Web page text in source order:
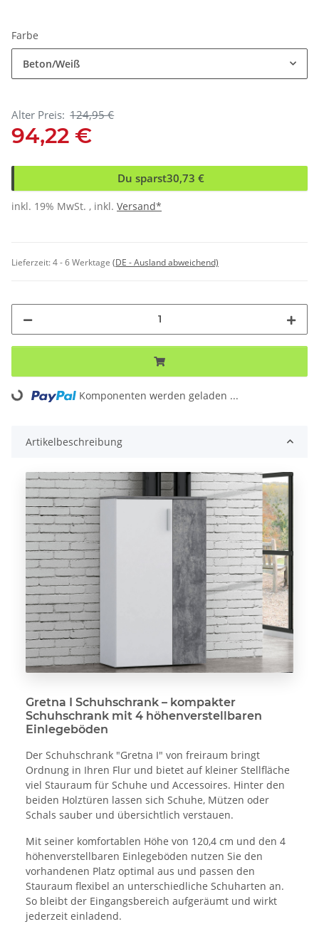
Farbe
Beton/Weiß
Alter Preis: 124,95 €
94,22 €
Du sparst30,73 €
inkl. 19% MwSt. , inkl. Versand*
Lieferzeit:4 - 6 Werktage (DE - Ausland abweichend)
Loading... Komponenten werden geladen ...
Artikelbeschreibung
Gretna I Schuhschrank – kompakter
Schuhschrank mit 4 höhenverstellbaren
Einlegeböden
Der Schuhschrank "Gretna I" von freiraum bringt
Ordnung in Ihren Flur und bietet auf kleiner Stellfläche
viel Stauraum für Schuhe und Accessoires. Hinter den
beiden Holztüren lassen sich Schuhe, Mützen oder
Schals sauber und übersichtlich verstauen.
Mit seiner komfortablen Höhe von 120,4 cm und den 4
höhenverstellbaren Einlegeböden nutzen Sie den
vorhandenen Platz optimal aus und passen den
Stauraum flexibel an unterschiedliche Schuharten an.
So bleibt der Eingangsbereich aufgeräumt und wirkt
jederzeit einladend.